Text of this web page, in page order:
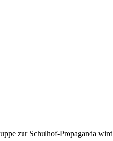
zur Schulhof-Propaganda wird